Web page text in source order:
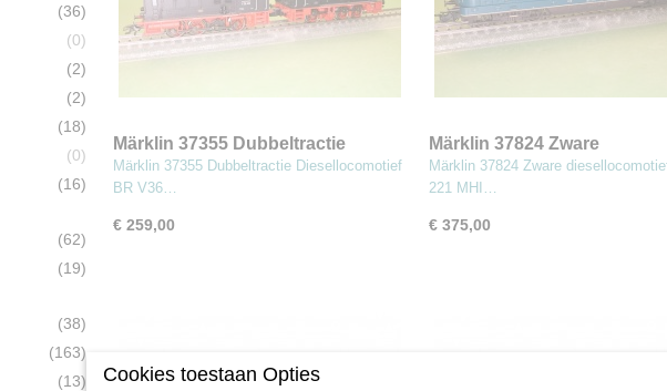
(36)
(0)
(2)
(2)
(18)
(0)
(16)
(62)
(19)
(38)
(163)
(13)
Märklin 37355 Dubbeltractie
Diesellocomotief BR V36
Märklin 37355 Dubbeltractie Diesellocomotief
BR V36…
€ 259,00
Märklin 37824 Zware
diesellocomotief serie 221
Märklin 37824 Zware
221 MHI…
€ 375,00
Cookies toestaan Opties